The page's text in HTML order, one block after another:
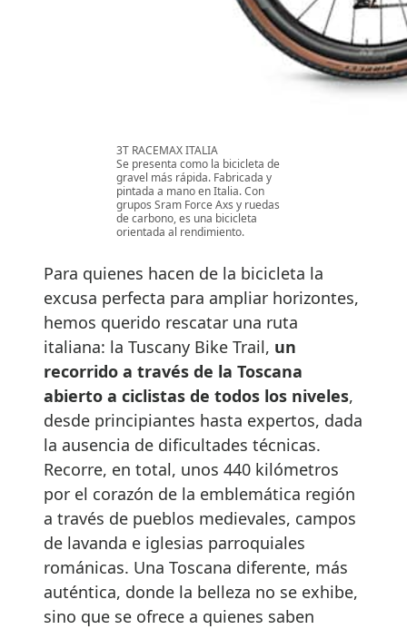
3T RACEMAX ITALIA
Se presenta como la bicicleta de
gravel más rápida. Fabricada y
pintada a mano en Italia. Con
grupos Sram Force Axs y ruedas
de carbono, es una bicicleta
orientada al rendimiento.
Para quienes hacen de la bicicleta la
excusa perfecta para ampliar horizontes,
hemos querido rescatar una ruta
italiana: la Tuscany Bike Trail, un
recorrido a través de la Toscana
abierto a ciclistas de todos los niveles,
desde principiantes hasta expertos, dada
la ausencia de dificultades técnicas.
Recorre, en total, unos 440 kilómetros
por el corazón de la emblemática región
a través de pueblos medievales, campos
de lavanda e iglesias parroquiales
románicas. Una Toscana diferente, más
auténtica, donde la belleza no se exhibe,
sino que se ofrece a quienes saben